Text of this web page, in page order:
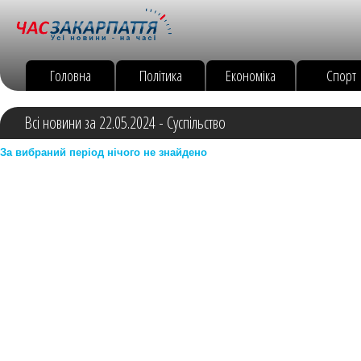
Головна Політика Економіка Спорт
Всі новини за 22.05.2024 - Суспільство
За вибраний період нічого не знайдено